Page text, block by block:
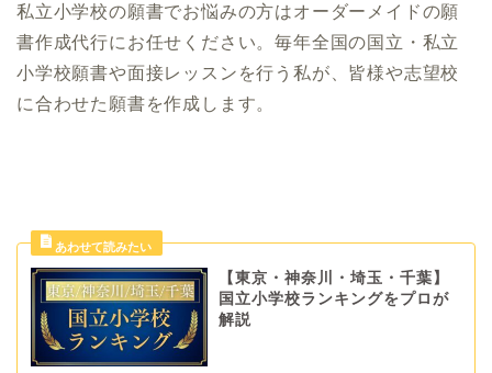
私立小学校の願書でお悩みの方はオーダーメイドの願
書作成代行にお任せください。毎年全国の国立・私立
小学校願書や面接レッスンを行う私が、皆様や志望校
に合わせた願書を作成します。
【東京・神奈川・埼玉・千葉】
国立小学校ランキングをプロが
解説